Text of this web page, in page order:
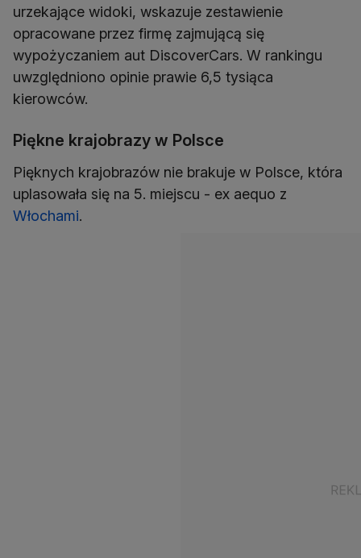
urzekające widoki, wskazuje zestawienie
opracowane przez firmę zajmującą się
wypożyczaniem aut DiscoverCars. W rankingu
uwzględniono opinie prawie 6,5 tysiąca
kierowców.
Piękne krajobrazy w Polsce
Pięknych krajobrazów nie brakuje w Polsce, która
uplasowała się na 5. miejscu - ex aequo z
Włochami.